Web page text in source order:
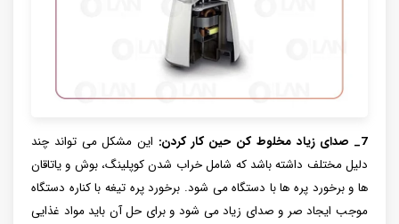
7_ صدای زیاد مخلوط کن حین کار کردن:
این مشکل می تواند چند
دلیل مختلف داشته باشد که شامل خراب شدن کوپلینگ، بوش و یاتاقان
ها و برخورد پره ها با دستگاه می شود. برخورد پره تیغه با کناره دستگاه
موجب ایجاد صر و صدای زیاد می شود و برای حل آن باید مواد غذایی